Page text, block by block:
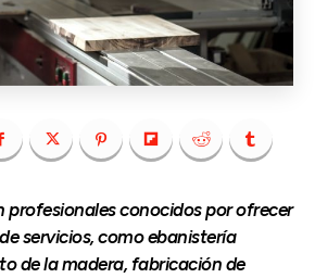
profesionales conocidos por ofrecer
servicios, como ebanistería
de la madera, fabricación de